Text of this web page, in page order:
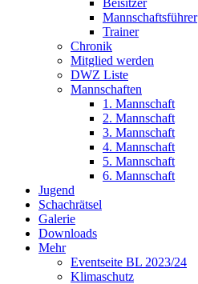
Beisitzer
Mannschaftsführer
Trainer
Chronik
Mitglied werden
DWZ Liste
Mannschaften
1. Mannschaft
2. Mannschaft
3. Mannschaft
4. Mannschaft
5. Mannschaft
6. Mannschaft
Jugend
Schachrätsel
Galerie
Downloads
Mehr
Eventseite BL 2023/24
Klimaschutz